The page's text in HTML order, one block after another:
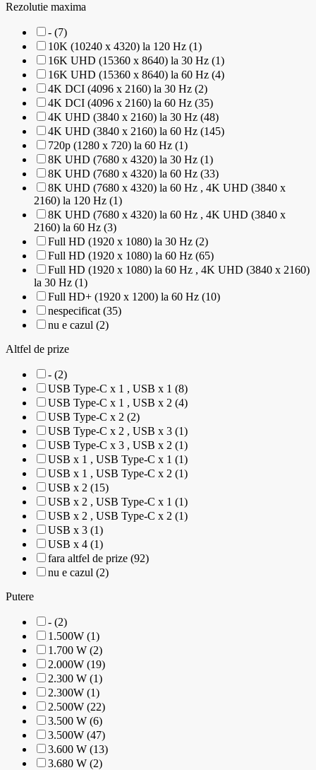
Rezolutie maxima
- (7)
10K (10240 x 4320) la 120 Hz (1)
16K UHD (15360 x 8640) la 30 Hz (1)
16K UHD (15360 x 8640) la 60 Hz (4)
4K DCI (4096 x 2160) la 30 Hz (2)
4K DCI (4096 x 2160) la 60 Hz (35)
4K UHD (3840 x 2160) la 30 Hz (48)
4K UHD (3840 x 2160) la 60 Hz (145)
720p (1280 x 720) la 60 Hz (1)
8K UHD (7680 x 4320) la 30 Hz (1)
8K UHD (7680 x 4320) la 60 Hz (33)
8K UHD (7680 x 4320) la 60 Hz , 4K UHD (3840 x
2160) la 120 Hz (1)
8K UHD (7680 x 4320) la 60 Hz , 4K UHD (3840 x
2160) la 60 Hz (3)
Full HD (1920 x 1080) la 30 Hz (2)
Full HD (1920 x 1080) la 60 Hz (65)
Full HD (1920 x 1080) la 60 Hz , 4K UHD (3840 x 2160)
la 30 Hz (1)
Full HD+ (1920 x 1200) la 60 Hz (10)
nespecificat (35)
nu e cazul (2)
Altfel de prize
- (2)
USB Type-C x 1 , USB x 1 (8)
USB Type-C x 1 , USB x 2 (4)
USB Type-C x 2 (2)
USB Type-C x 2 , USB x 3 (1)
USB Type-C x 3 , USB x 2 (1)
USB x 1 , USB Type-C x 1 (1)
USB x 1 , USB Type-C x 2 (1)
USB x 2 (15)
USB x 2 , USB Type-C x 1 (1)
USB x 2 , USB Type-C x 2 (1)
USB x 3 (1)
USB x 4 (1)
fara altfel de prize (92)
nu e cazul (2)
Putere
- (2)
1.500W (1)
1.700 W (2)
2.000W (19)
2.300 W (1)
2.300W (1)
2.500W (22)
3.500 W (6)
3.500W (47)
3.600 W (13)
3.680 W (2)